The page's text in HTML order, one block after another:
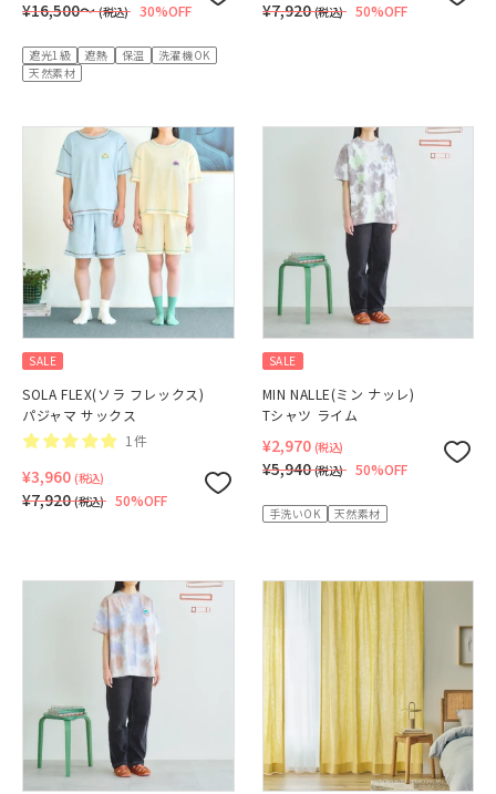
¥16,500〜(税込) 30%OFF
遮光1級 遮熱 保温
洗濯機OK
天然素材
¥7,920(税込) 50%OFF
SALE
SOLA FLEX(ソラ フレックス)
パジャマ サックス
1件
¥3,960 (税込)
¥7,920(税込) 50%OFF
SALE
MIN NALLE(ミン ナッレ)
Tシャツ ライム
¥2,970 (税込)
¥5,940(税込) 50%OFF
手洗いOK 天然素材